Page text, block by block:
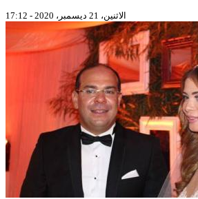
الاثنين، 21 ديسمبر، 2020 - 17:12